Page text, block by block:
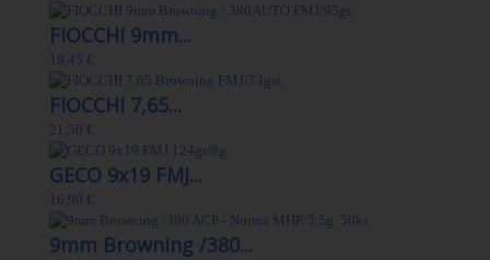
FIOCCHI 9mm...
18,45 €
FIOCCHI 7,65...
21,50 €
GECO 9x19 FMJ...
16,90 €
9mm Browning /380...